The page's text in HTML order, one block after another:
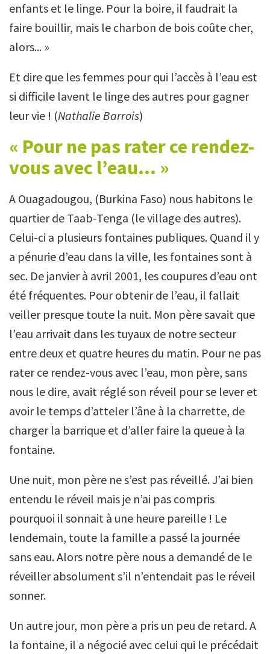
enfants et le linge. Pour la boire, il faudrait la
faire bouillir, mais le charbon de bois coûte cher,
alors... »
Et dire que les femmes pour qui l’accès à l’eau est
si difficile lavent le linge des autres pour gagner
leur vie ! (Nathalie Barrois)
« Pour ne pas rater ce rendez-
vous avec l’eau... »
A Ouagadougou, (Burkina Faso) nous habitons le
quartier de Taab-Tenga (le village des autres).
Celui-ci a plusieurs fontaines publiques. Quand il y
a pénurie d’eau dans la ville, les fontaines sont à
sec. De janvier à avril 2001, les coupures d’eau ont
été fréquentes. Pour obtenir de l’eau, il fallait
veiller presque toute la nuit. Mon père savait que
l’eau arrivait dans les tuyaux de notre secteur
entre deux et quatre heures du matin. Pour ne pas
rater ce rendez-vous avec l’eau, mon père, sans
nous le dire, avait réglé son réveil pour se lever et
avoir le temps d’atteler l’âne à la charrette, de
charger la barrique et d’aller faire la queue à la
fontaine.
Une nuit, mon père ne s’est pas réveillé. J’ai bien
entendu le réveil mais je n’ai pas compris
pourquoi il sonnait à une heure pareille ! Le
lendemain, toute la famille a passé la journée
sans eau. Alors notre père nous a demandé de le
réveiller absolument s’il n’entendait pas le réveil
sonner.
Un autre jour, mon père a pris un peu de retard. A
la fontaine, il a négocié avec celui qui le précédait